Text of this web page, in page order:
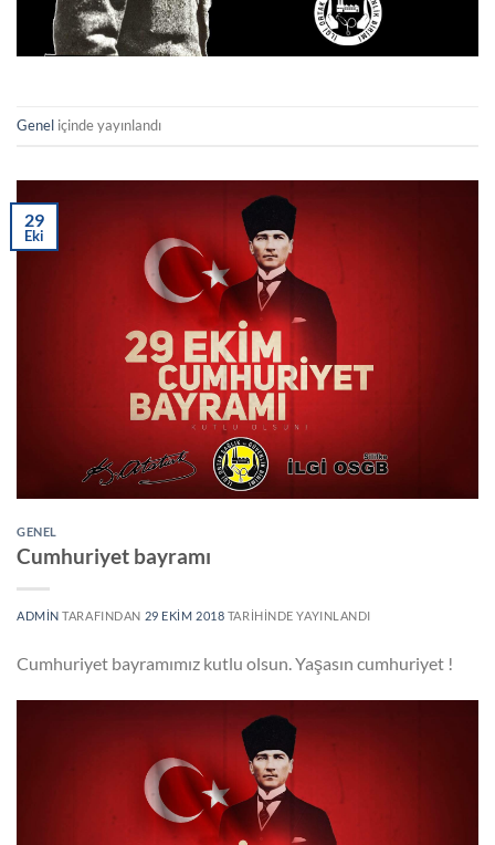
Genel içinde yayınlandı
29
Eki
GENEL
Cumhuriyet bayramı
ADMIN TARAFINDAN 29 EKIM 2018 TARIHINDE YAYINLANDI
Cumhuriyet bayramımız kutlu olsun. Yaşasın cumhuriyet !